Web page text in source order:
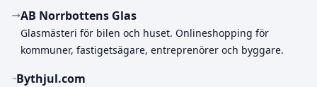
AB Norrbottens Glas
Glasmästeri för bilen och huset. Onlineshopping för
kommuner, fastigetsägare, entreprenörer och byggare.
Bythjul.com